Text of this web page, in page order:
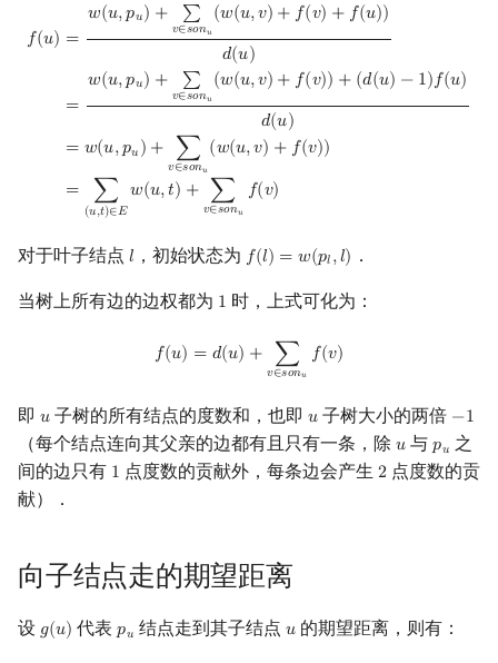
回文树
序列自动机
最小表示法
Lyndon 分解
Main–Lorentz 算法
阶 & 原根
离散对数
数论分块
狄利克雷卷积
莫比乌斯反演
杜教筛
Powerful Number 筛
洲阁筛
类欧几里德算法
概率论
数值算法
序理论
杨氏矩阵
拟阵
Berlekamp–Massey 算法
可持久化数据结构
动态树
析合树
PQ 树
霍夫曼树
Kahan 求和
珂朵莉树/颜色段均摊
空间优化简介
𝑓(𝑢) =
𝑤(𝑢,𝑝𝑢) + ∑
𝑣∈𝑠𝑜𝑛𝑢
(𝑤(𝑢,𝑣) + 𝑓(𝑣) + 𝑓(𝑢))
𝑑(𝑢)
=
𝑤(𝑢,𝑝𝑢) + ∑
𝑣∈𝑠𝑜𝑛𝑢
(𝑤(𝑢,𝑣) + 𝑓(𝑣)) + (𝑑(𝑢) − 1)𝑓(𝑢)
𝑑(𝑢)
= 𝑤(𝑢,𝑝𝑢) + ∑
𝑣∈𝑠𝑜𝑛𝑢
(𝑤(𝑢,𝑣) + 𝑓(𝑣))
= ∑
(𝑢,𝑡)∈𝐸
𝑤(𝑢,𝑡) + ∑
𝑣∈𝑠𝑜𝑛𝑢
𝑓(𝑣)
pu)+∑v∈ son u(w u,v)+f(v) +f u))d (u) =w(u,
对于叶子结点 𝑙l ，初始状态为 𝑓(𝑙) = 𝑤(𝑝𝑙,𝑙)
f(l)= w( pl,l) ．
当树上所有边的边权都为 1
1 时，上式可化为：
𝑓(𝑢) = 𝑑(𝑢) + ∑
𝑣∈𝑠𝑜𝑛𝑢
𝑓(𝑣)
f(u) =d (u)+∑ v∈ son (v)
即 𝑢
u 子树的所有结点的度数和，也即𝑢
u 子树大小的两倍 −1
−1
（每个结点连向其父亲的边都有且只有一条，除 𝑢
u 与𝑝𝑢
pu 之
间的边只有 1
1 点度数的贡献外，每条边会产生 2
2 点度数的贡
献）．
向子结点走的期望距离
设 𝑔(𝑢)
g(u) 代表𝑝𝑢
pu 结点走到其子结点𝑢
u 的期望距离，则有：